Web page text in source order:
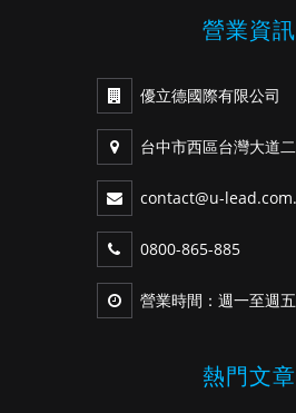
營業資訊
優立德國際有限公司
台中市西區台灣大道
contact@u-
0800-865-885
營業時間：週一至週
熱門文章